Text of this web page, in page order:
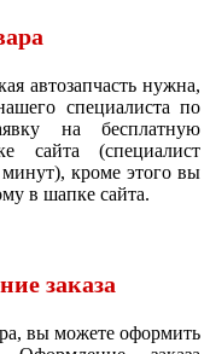
автозапчасть нужна,
специалиста по
на бесплатную
сайта (специалист
минут), кроме этого вы
в шапке сайта.
заказа
вы можете оформить